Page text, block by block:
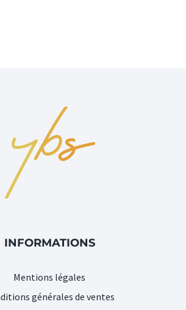
INFORMATIONS
Mentions légales
générales de ventes